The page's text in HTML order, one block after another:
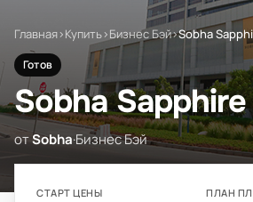
Главная›Купить›Бизнес Бэй›Sobha
Готов
Sobha Sapphire
отSobha·Бизнес Бэй
СТАРТ ЦЕНЫ ПЛАН